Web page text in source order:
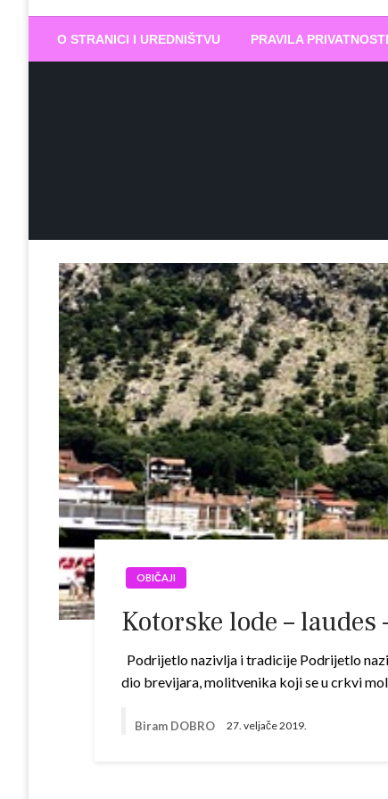
Biram
O STRANICI I UREDNIŠTVU PRAVILA PRIVATNOSTI
OBIČAJI
Kotorske lode – laudes
Podrijetlo nazivlja i tradicije Podrijetlo
dio brevijara, molitvenika koji se u crkvi
Biram DOBRO 27. veljače 2019.